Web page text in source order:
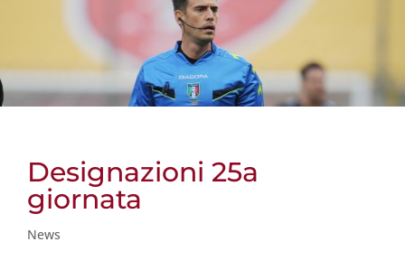
Designazioni 25a
giornata
News